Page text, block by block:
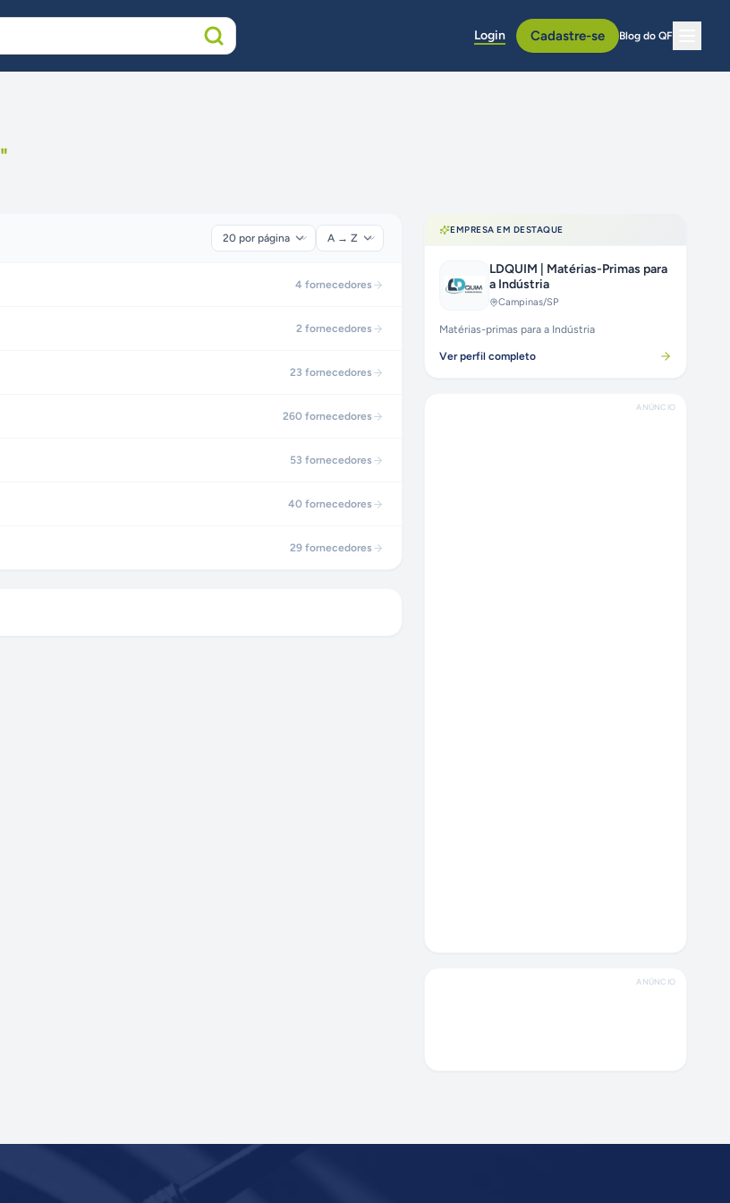
Login Cadastre-se Blog do QF
"
4 fornecedores
2 fornecedores
23 fornecedores
260 fornecedores
53 fornecedores
40 fornecedores
29 fornecedores
EMPRESA EM DESTAQUE
LDQUIM | Matérias-Primas para
a Indústria
Campinas/SP
Matérias-primas para a Indústria
Ver perfil completo
ANÚNCIO
ANÚNCIO